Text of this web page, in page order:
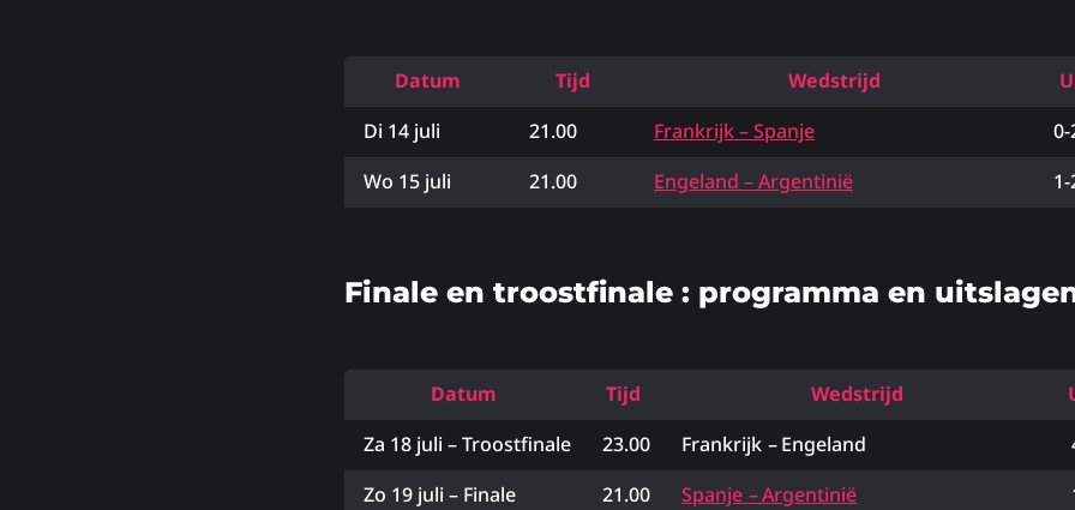
Datum Tijd Wedstrijd
Di 14 juli
21.00 Frankrijk – Spanje
0-
Wo 15 juli
21.00 Engeland – Argentinië
Finale en troostfinale : programma en
Datum Tijd Wedstrijd
Za 18 juli – Troostfinale
23.00 Frankrijk –Engeland
Zo 19 juli – Finale
21.00 Spanje –Argentinië